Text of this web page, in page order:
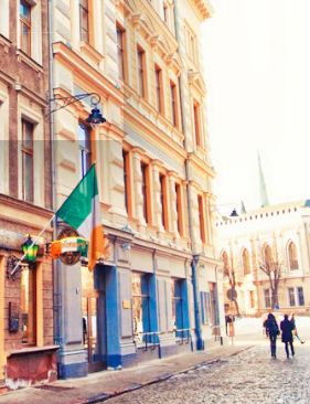
und ein paar einfache Kniffe kennt,
Stellschrauben, an denen du
Flüge und Hotels deutlich günstiger,